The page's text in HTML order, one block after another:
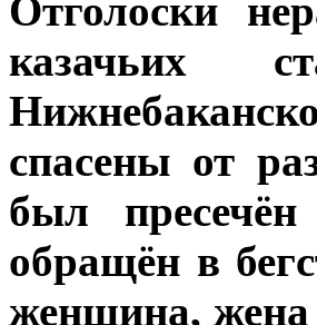
Отголоски
казачьих
спасены от
был
обращён в
женщина, жена